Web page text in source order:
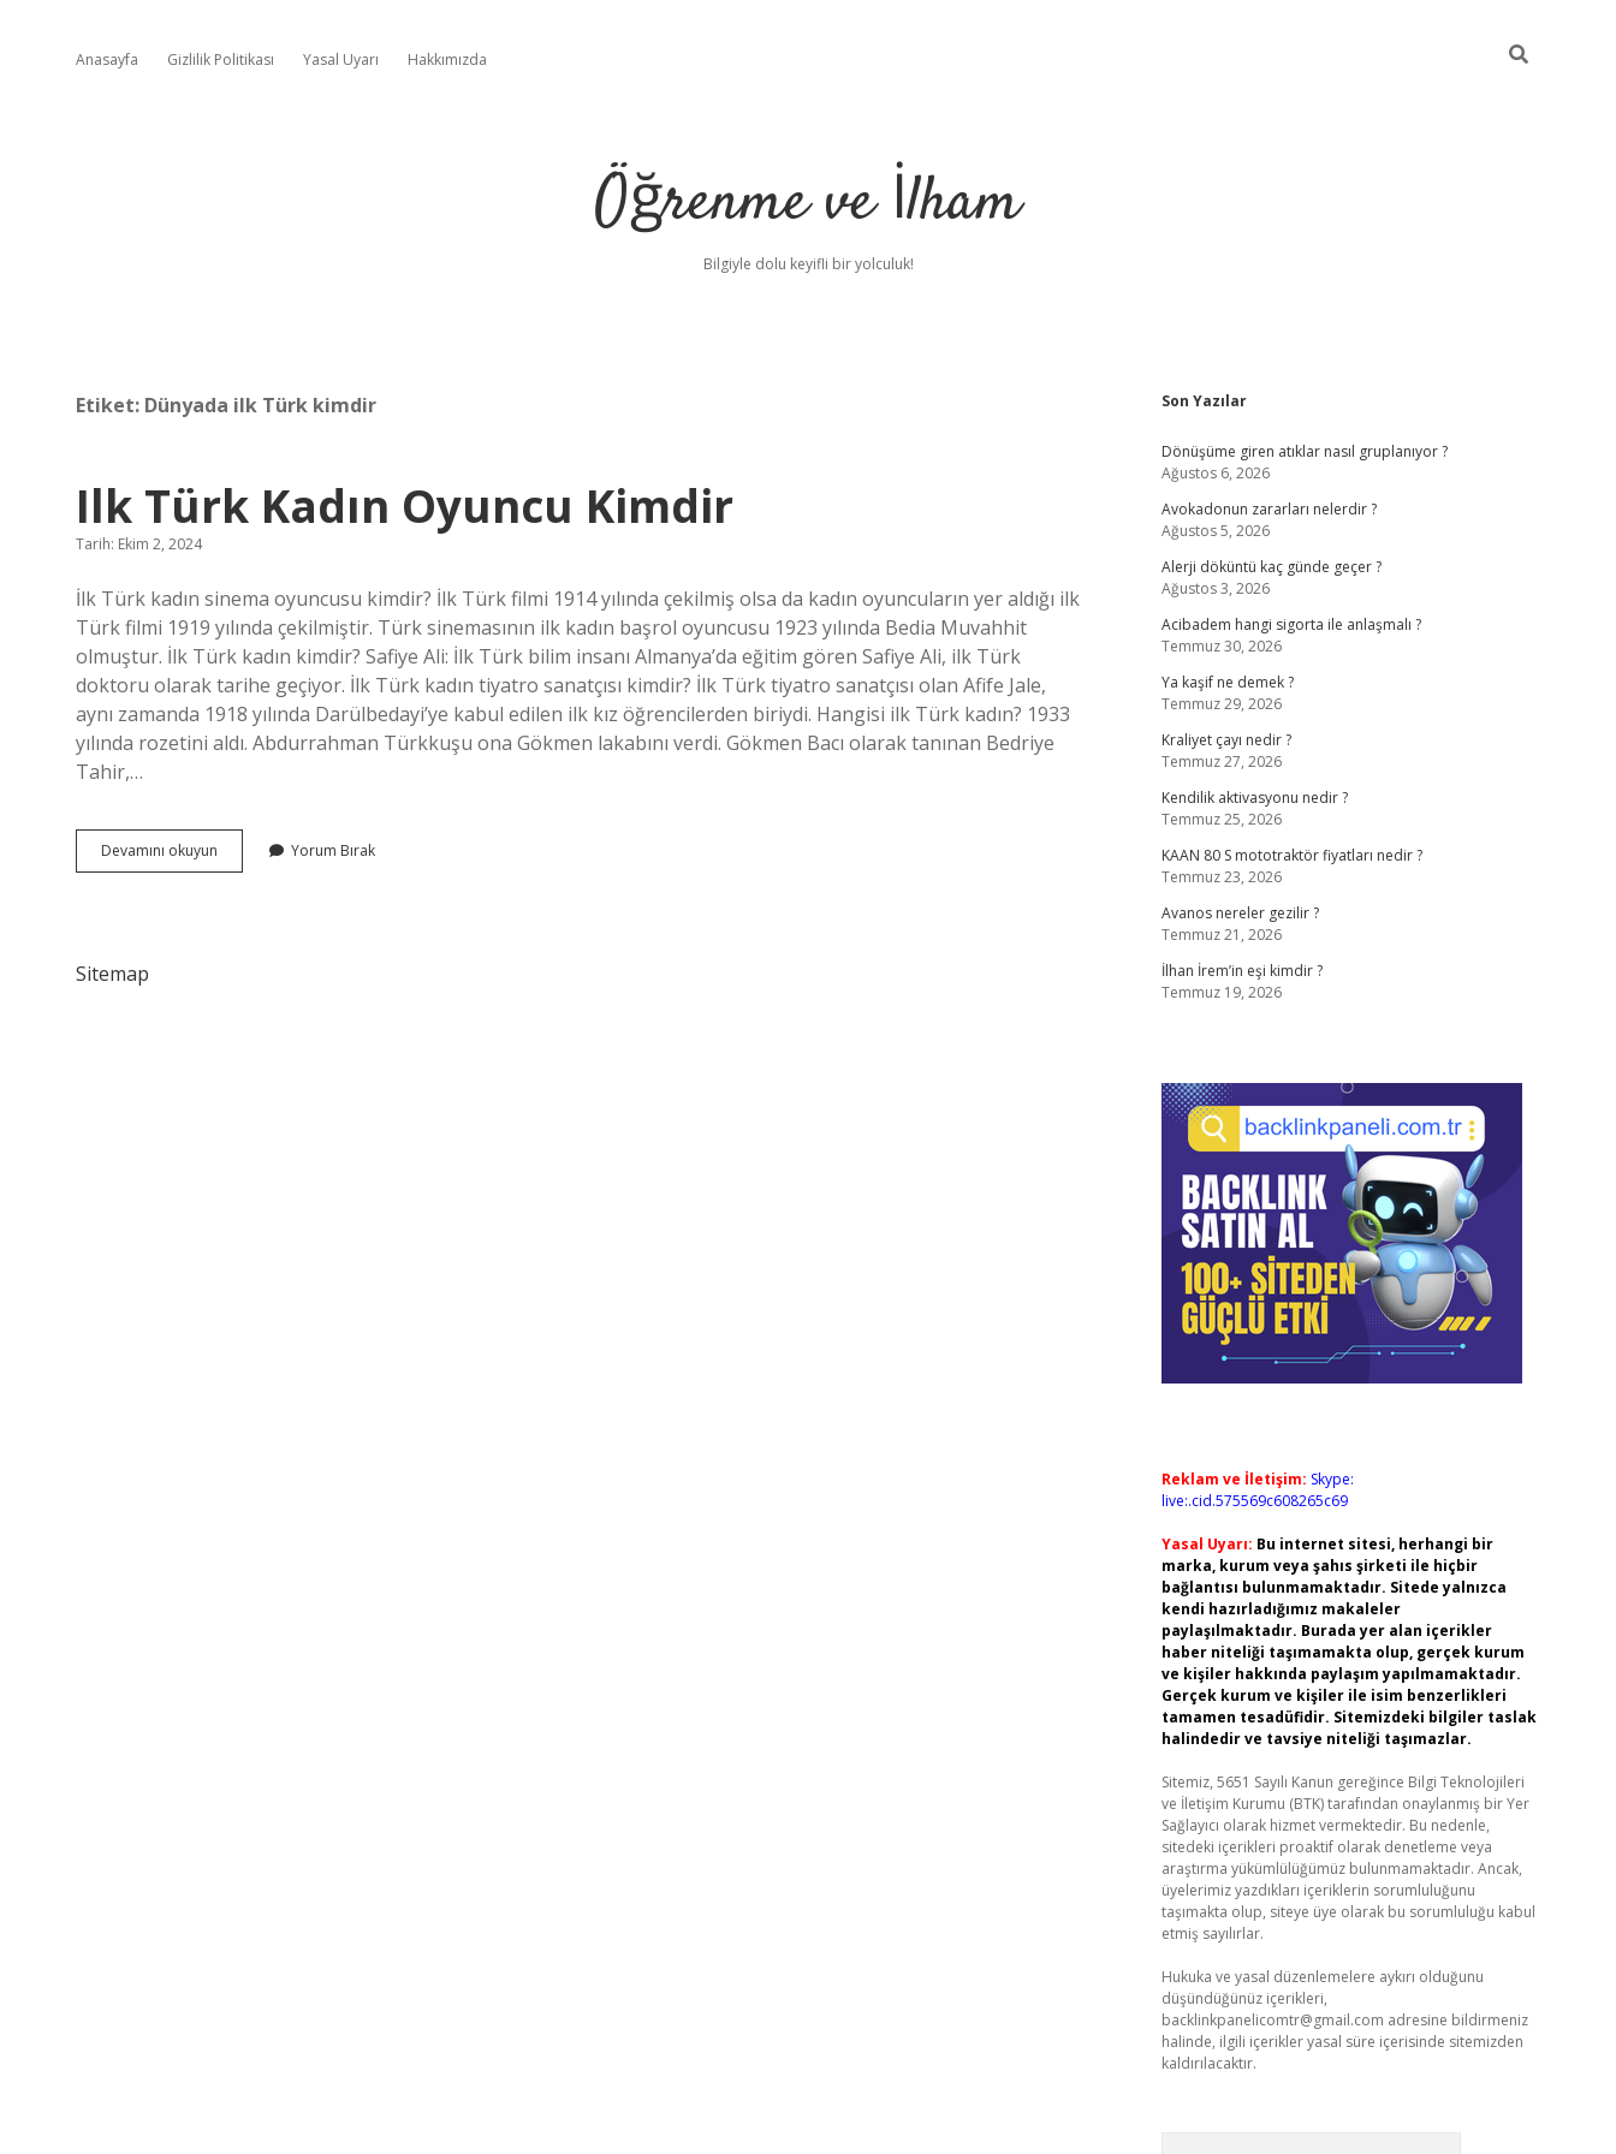
Anasayfa Gizlilik Politikası Yasal Uyarı Hakkımızda
Öğrenme ve İlham
Bilgiyle dolu keyifli bir yolculuk!
Etiket: Dünyada ilk Türk kimdir
Ilk Türk Kadın Oyuncu Kimdir
Tarih: Ekim 2, 2024
İlk Türk kadın sinema oyuncusu kimdir? İlk Türk filmi 1914 yılında çekilmiş olsa da kadın oyuncuların yer aldığı ilk
Türk filmi 1919 yılında çekilmiştir. Türk sinemasının ilk kadın başrol oyuncusu 1923 yılında Bedia Muvahhit
olmuştur. İlk Türk kadın kimdir? Safiye Ali: İlk Türk bilim insanı Almanya’da eğitim gören Safiye Ali, ilk Türk
doktoru olarak tarihe geçiyor. İlk Türk kadın tiyatro sanatçısı kimdir? İlk Türk tiyatro sanatçısı olan Afife Jale,
aynı zamanda 1918 yılında Darülbedayi’ye kabul edilen ilk kız öğrencilerden biriydi. Hangisi ilk Türk kadın? 1933
yılında rozetini aldı. Abdurrahman Türkkuşu ona Gökmen lakabını verdi. Gökmen Bacı olarak tanınan Bedriye
Tahir,…
Devamını okuyun
Türk
Yorum Bırak
Sitemap
Sidebar
Son Yazılar
Dönüşüme giren atıklar nasıl gruplanıyor ?
Ağustos 6, 2026
Avokadonun zararları nelerdir ?
Ağustos 5, 2026
Alerji döküntü kaç günde geçer ?
Ağustos 3, 2026
Acibadem hangi sigorta ile anlaşmalı ?
Temmuz 30, 2026
Ya kaşif ne demek ?
Temmuz 29, 2026
Kraliyet çayı nedir ?
Temmuz 27, 2026
Kendilik aktivasyonu nedir ?
Temmuz 25, 2026
KAAN 80 S mototraktör fiyatları nedir ?
Temmuz 23, 2026
Avanos nereler gezilir ?
Temmuz 21, 2026
İlhan İrem’in eşi kimdir ?
Temmuz 19, 2026
Reklam ve İletişim: Skype:
live:.cid.575569c608265c69
Yasal Uyarı: Bu internet sitesi, herhangi bir
marka, kurum veya şahıs şirketi ile hiçbir
bağlantısı bulunmamaktadır. Sitede yalnızca
kendi hazırladığımız makaleler
paylaşılmaktadır. Burada yer alan içerikler
haber niteliği taşımamakta olup, gerçek kurum
ve kişiler hakkında paylaşım yapılmamaktadır.
Gerçek kurum ve kişiler ile isim benzerlikleri
tamamen tesadüfidir. Sitemizdeki bilgiler taslak
halindedir ve tavsiye niteliği taşımazlar.
Sitemiz, 5651 Sayılı Kanun gereğince Bilgi Teknolojileri
ve İletişim Kurumu (BTK) tarafından onaylanmış bir Yer
Sağlayıcı olarak hizmet vermektedir. Bu nedenle,
sitedeki içerikleri proaktif olarak denetleme veya
araştırma yükümlülüğümüz bulunmamaktadır. Ancak,
üyelerimiz yazdıkları içeriklerin sorumluluğunu
taşımakta olup, siteye üye olarak bu sorumluluğu kabul
etmiş sayılırlar.
Hukuka ve yasal düzenlemelere aykırı olduğunu
düşündüğünüz içerikleri,
backlinkpanelicomtr@gmail.com adresine bildirmeniz
halinde, ilgili içerikler yasal süre içerisinde sitemizden
kaldırılacaktır.